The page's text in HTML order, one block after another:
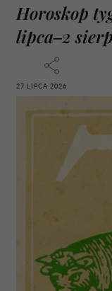
Horoskop
lipca–2
27 LIPCA 2026